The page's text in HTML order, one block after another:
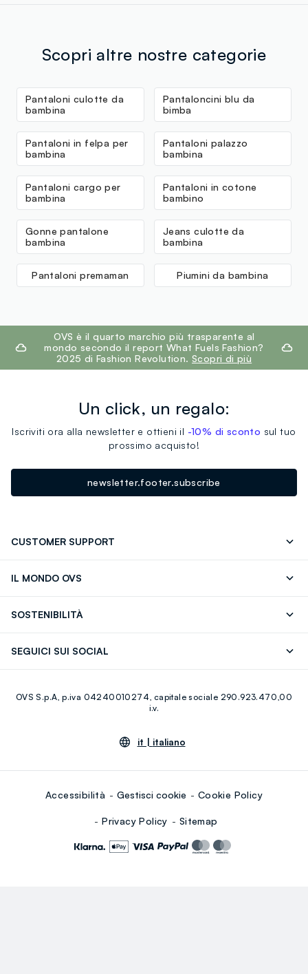
Scopri altre nostre categorie
Pantaloni culotte da
bambina
Pantaloncini blu da
bimba
Pantaloni in felpa per
bambina
Pantaloni palazzo
bambina
Pantaloni cargo per
bambina
Pantaloni in cotone
bambino
Gonne pantalone
bambina
Jeans culotte da
bambina
Pantaloni premaman Piumini da bambina
footer.ariatitleOVS è il quarto marchio più trasparente al
mondo secondo il report What Fuels Fashion?
2025 di Fashion Revolution. Scopri di più
Un click, un regalo:
Iscriviti ora alla newsletter e ottieni il -10% di sconto sul tuo
prossimo acquisto!
newsletter.footer.subscribe
CUSTOMER SUPPORT
IL MONDO OVS
Giftcard
SOSTENIBILITÀ
SEGUICI SUI SOCIAL
Youtube Linkedin
OVS S.p.A, p.iva 04240010274, capitale sociale 290.923.470,00
i.v.
it | italiano
Accessibilità Gestisci cookie Cookie Policy
Privacy Policy Sitemap